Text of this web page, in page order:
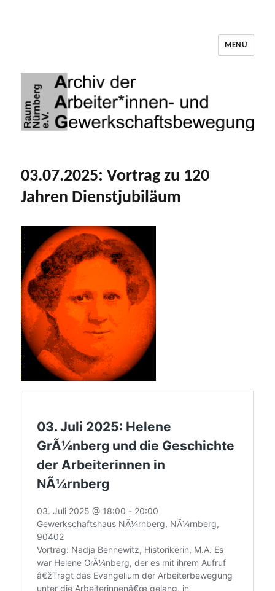
Gewerkschaftsbewegung Raum Nürnberg
MENÜ
03.07.2025: Vortrag zu 120
Jahren Dienstjubiläum